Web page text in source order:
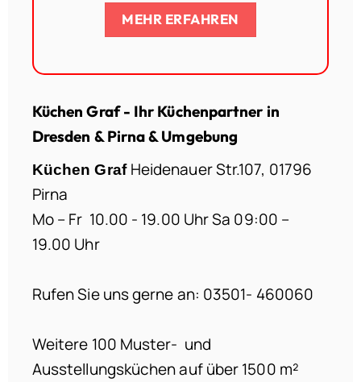
MEHR ERFAHREN
Küchen Graf - Ihr Küchenpartner in
Dresden & Pirna & Umgebung
Küchen Graf Heidenauer Str.107, 01796
Pirna
Mo – Fr 10.00 - 19.00 Uhr Sa 09:00 –
19.00 Uhr
Rufen Sie uns gerne an: 03501- 460060
Weitere 100 Muster- und
Ausstellungsküchen auf über 1500 m²